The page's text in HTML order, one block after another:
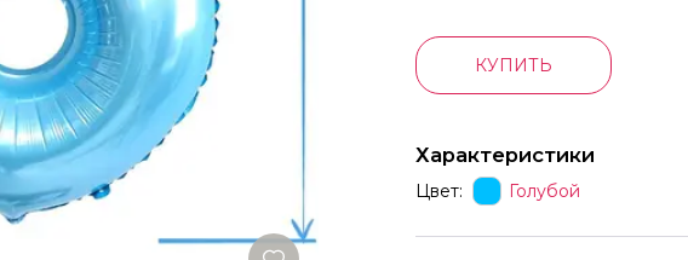
КУПИТЬ
Характеристики
Цвет: Голубой